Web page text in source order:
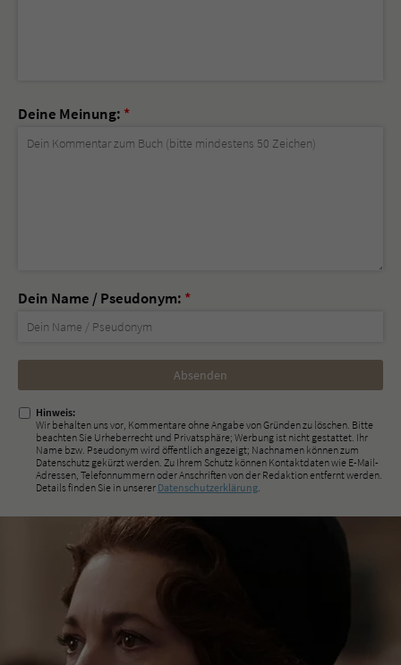
Deine Meinung: *
Dein Name / Pseudonym: *
Nicht
ausfüllen!
Hinweis:
Wir behalten uns vor, Kommentare ohne Angabe von Gründen zu löschen. Bitte
beachten Sie Urheberrecht und Privatsphäre; Werbung ist nicht gestattet. Ihr
Name bzw. Pseudonym wird öffentlich angezeigt; Nachnamen können zum
Datenschutz gekürzt werden. Zu Ihrem Schutz können Kontaktdaten wie E-Mail-
Adressen, Telefonnummern oder Anschriften von der Redaktion entfernt werden.
Details finden Sie in unserer Datenschutzerklärung.